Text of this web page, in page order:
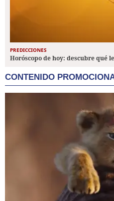
PREDICCIONES
Horóscopo de hoy: descubre qué
CONTENIDO